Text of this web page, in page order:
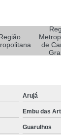
Tratamento
de
de
Arujá
Embu das
Guarulhos